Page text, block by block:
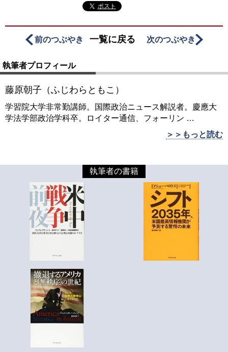
ポスト
前のつぶやき 一覧に戻る 次のつぶやき
執筆者プロフィール
藤原朝子（ふじわらともこ）
学習院大学非常勤講師。国際政治ニュース解説者。慶應大
学法学部政治学科卒。ロイター通信、フォーリン …
＞＞もっと読む
執筆者の書籍